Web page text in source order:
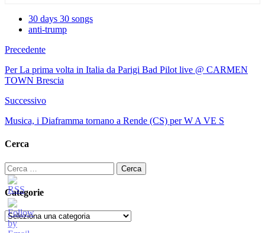
30 days 30 songs
anti-trump
Precedente
Per La prima volta in Italia da Parigi Bad Pilot live @ CARMEN
TOWN Brescia
Successivo
Musica, i Diaframma tornano a Rende (CS) per W A VE S
Cerca
Ricerca
per:
Categorie
Categorie